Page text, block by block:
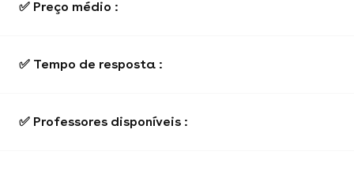
✅ Preço médio :
✅ Tempo de resposta :
✅ Professores disponíveis :